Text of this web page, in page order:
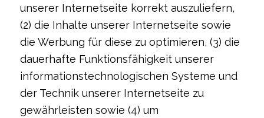
unserer Internetseite korrekt auszuliefern,
(2) die Inhalte unserer Internetseite sowie
die Werbung für diese zu optimieren, (3) die
dauerhafte Funktionsfähigkeit unserer
informationstechnologischen Systeme und
der Technik unserer Internetseite zu
gewährleisten sowie (4) um